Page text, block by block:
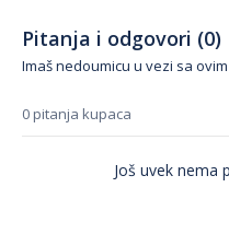
Pitanja i odgovori (0)
Imaš nedoumicu u vezi sa
0 pitanja kupaca
Još uvek nema